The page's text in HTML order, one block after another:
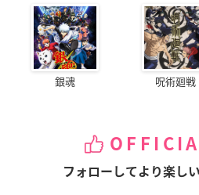
銀魂 呪術廻戦
フォローしてより楽し